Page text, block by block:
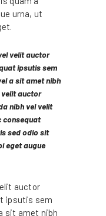
urna, ut
velit auctor
ipsutis sem
a sit amet nibh
velit auctor
nibh vel velit
consequat
sed odio sit
eget augue
auctor
ipsutis sem
sit amet nibh